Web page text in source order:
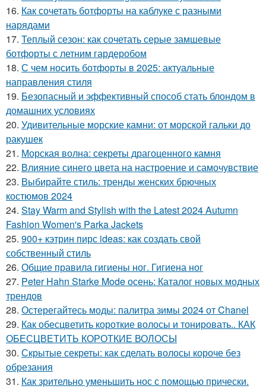
16. Как сочетать ботфорты на каблуке с разными
нарядами
17. Теплый сезон: как сочетать серые замшевые
ботфорты с летним гардеробом
18. С чем носить ботфорты в 2025: актуальные
направления стиля
19. Безопасный и эффективный способ стать блондом в
домашних условиях
20. Удивительные морские камни: от морской гальки до
ракушек
21. Морская волна: секреты драгоценного камня
22. Влияние синего цвета на настроение и самочувствие
23. Выбирайте стиль: тренды женских брючных
костюмов 2024
24. Stay Warm and Stylish with the Latest 2024 Autumn
Fashion Women's Parka Jackets
25. 900+ кэтрин пирс ideas: как создать свой
собственный стиль
26. Общие правила гигиены ног. Гигиена ног
27. Peter Hahn Starke Mode осень: Каталог новых модных
трендов
28. Остерегайтесь моды: палитра зимы 2024 от Chanel
29. Как обесцветить короткие волосы и тонировать.. КАК
ОБЕСЦВЕТИТЬ КОРОТКИЕ ВОЛОСЫ
30. Скрытые секреты: как сделать волосы короче без
обрезания
31. Как зрительно уменьшить нос с помощью прически.